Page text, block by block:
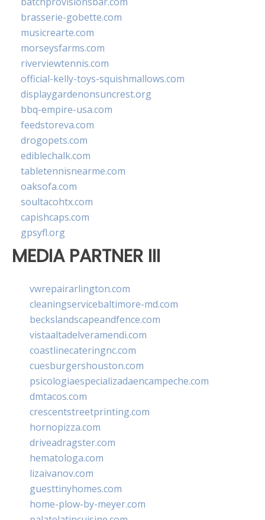
brasserie-gobette.com
musicrearte.com
morseysfarms.com
riverviewtennis.com
official-kelly-toys-squishmallows.com
displaygardenonsuncrest.org
bbq-empire-usa.com
feedstoreva.com
drogopets.com
ediblechalk.com
tabletennisnearme.com
oaksofa.com
soultacohtx.com
capishcaps.com
gpsyfl.org
MEDIA PARTNER III
vwrepairarlington.com
cleaningservicebaltimore-md.com
beckslandscapeandfence.com
vistaaltadelveramendi.com
coastlinecateringnc.com
cuesburgershouston.com
psicologiaespecializadaencampeche.com
dmtacos.com
crescentstreetprinting.com
hornopizza.com
driveadragster.com
hematologa.com
lizaivanov.com
guesttinyhomes.com
home-plow-by-meyer.com